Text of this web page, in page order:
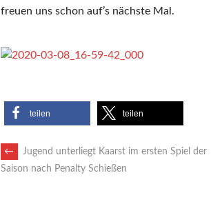
freuen uns schon auf’s nächste Mal.
teilen teilen
ARTIKEL-
←
Jugend unterliegt Kaarst im ersten Spiel der
Saison nach Penalty Schießen